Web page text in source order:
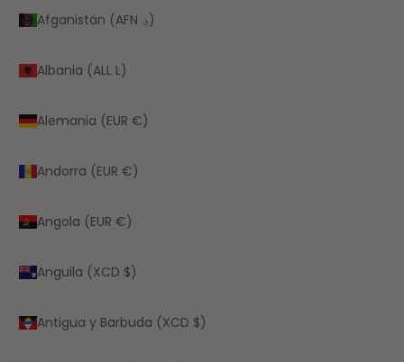
Afganistán (AFN ؋)
Albania (ALL L)
Alemania (EUR €)
Andorra (EUR €)
Angola (EUR €)
Anguila (XCD $)
Antigua y Barbuda (XCD $)